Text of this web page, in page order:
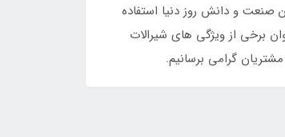
صنعت و دانش روز دنیا استفاده
برخی از ویژگی های شیرالات
گرامی برسانیم.